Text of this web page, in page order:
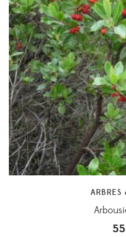
ARBRES